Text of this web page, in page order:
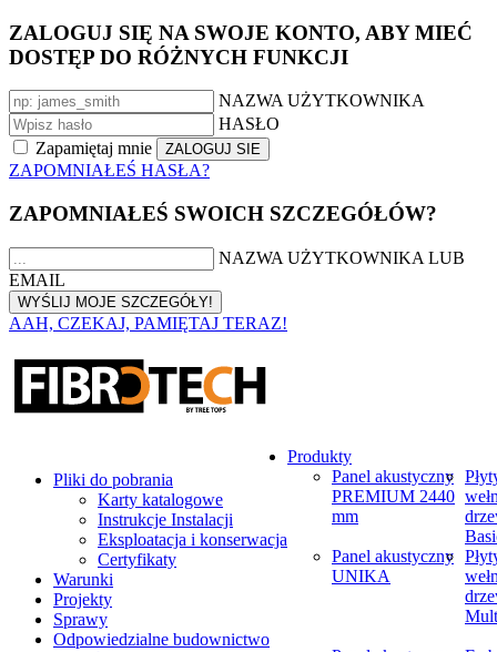
ZALOGUJ SIĘ NA SWOJE KONTO, ABY MIEĆ
DOSTĘP DO RÓŻNYCH FUNKCJI
NAZWA UŻYTKOWNIKA
HASŁO
Zapamiętaj mnie
ZAPOMNIAŁEŚ HASŁA?
ZAPOMNIAŁEŚ SWOICH SZCZEGÓŁÓW?
NAZWA UŻYTKOWNIKA LUB
EMAIL
AAH, CZEKAJ, PAMIĘTAJ TERAZ!
Pliki do pobrania
Karty katalogowe
Instrukcje Instalacji
Eksploatacja i konserwacja
Certyfikaty
Warunki
Projekty
Sprawy
Odpowiedzialne budownictwo
Produkty
Panel akustyczny
PREMIUM 2440
mm
Panel akustyczny
UNIKA